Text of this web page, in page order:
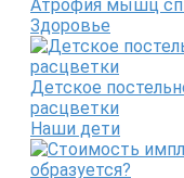
Атрофия мышц
Здоровье
Детское
расцветки
Наши дети